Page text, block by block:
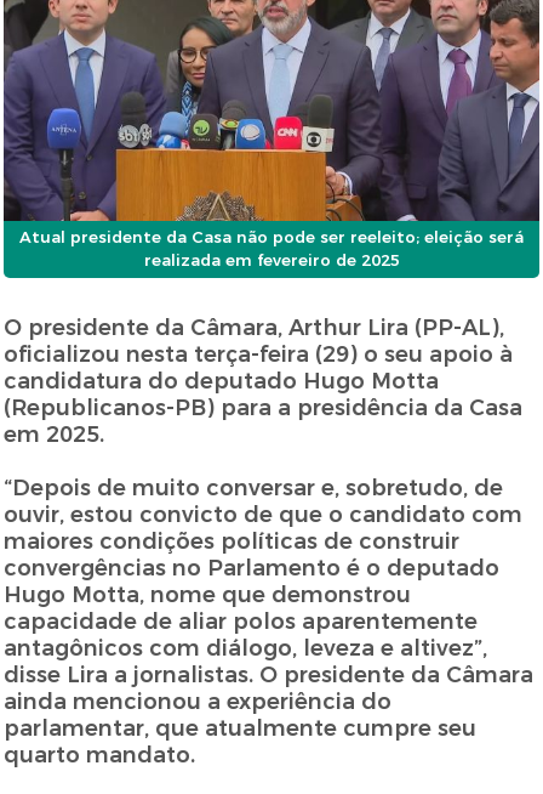
Atual presidente da Casa não pode ser reeleito; eleição será
realizada em fevereiro de 2025
O presidente da Câmara, Arthur Lira (PP-AL),
oficializou nesta terça-feira (29) o seu apoio à
candidatura do deputado Hugo Motta
(Republicanos-PB) para a presidência da Casa
em 2025.
“Depois de muito conversar e, sobretudo, de
ouvir, estou convicto de que o candidato com
maiores condições políticas de construir
convergências no Parlamento é o deputado
Hugo Motta, nome que demonstrou
capacidade de aliar polos aparentemente
antagônicos com diálogo, leveza e altivez”,
disse Lira a jornalistas. O presidente da Câmara
ainda mencionou a experiência do
parlamentar, que atualmente cumpre seu
quarto mandato.